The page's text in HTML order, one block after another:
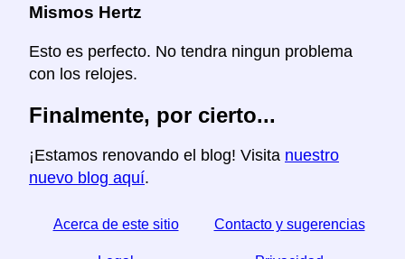
Mismos Hertz
Esto es perfecto. No tendra ningun problema
con los relojes.
Finalmente, por cierto...
¡Estamos renovando el blog! Visita nuestro
nuevo blog aquí.
Acerca de este sitio Contacto y sugerencias